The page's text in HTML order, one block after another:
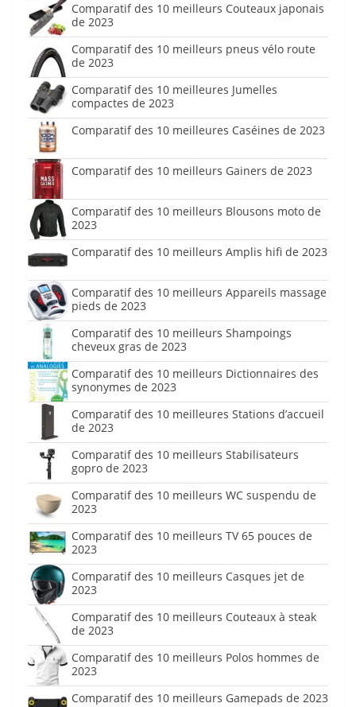
Comparatif des 10 meilleurs Couteaux japonais
de 2023
Comparatif des 10 meilleurs pneus vélo route
de 2023
Comparatif des 10 meilleures Jumelles
compactes de 2023
Comparatif des 10 meilleures Caséines de 2023
Comparatif des 10 meilleurs Gainers de 2023
Comparatif des 10 meilleurs Blousons moto de
2023
Comparatif des 10 meilleurs Amplis hifi de 2023
Comparatif des 10 meilleurs Appareils massage
pieds de 2023
Comparatif des 10 meilleurs Shampoings
cheveux gras de 2023
Comparatif des 10 meilleurs Dictionnaires des
synonymes de 2023
Comparatif des 10 meilleures Stations d’accueil
de 2023
Comparatif des 10 meilleurs Stabilisateurs
gopro de 2023
Comparatif des 10 meilleurs WC suspendu de
2023
Comparatif des 10 meilleurs TV 65 pouces de
2023
Comparatif des 10 meilleurs Casques jet de
2023
Comparatif des 10 meilleurs Couteaux à steak
de 2023
Comparatif des 10 meilleurs Polos hommes de
2023
Comparatif des 10 meilleurs Gamepads de 2023